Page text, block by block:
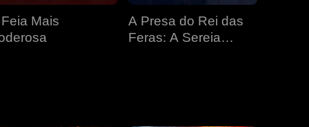
Mais
A Presa do Rei das
Feras: A Sereia